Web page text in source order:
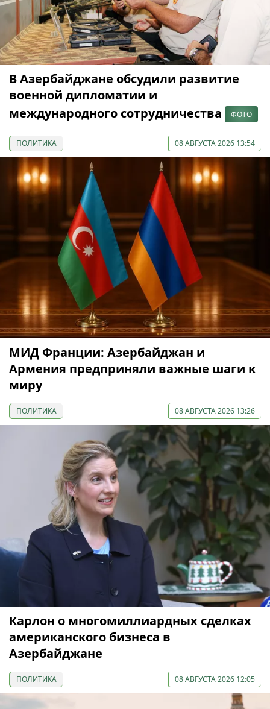
В Азербайджане обсудили развитие
военной дипломатии и
международного сотрудничества
ФОТО
ПОЛИТИКА 08 АВГУСТА 2026 13:54
МИД Франции: Азербайджан и
Армения предприняли важные шаги к
миру
ПОЛИТИКА 08 АВГУСТА 2026 13:26
Карлон о многомиллиардных сделках
американского бизнеса в
Азербайджане
ПОЛИТИКА 08 АВГУСТА 2026 12:05